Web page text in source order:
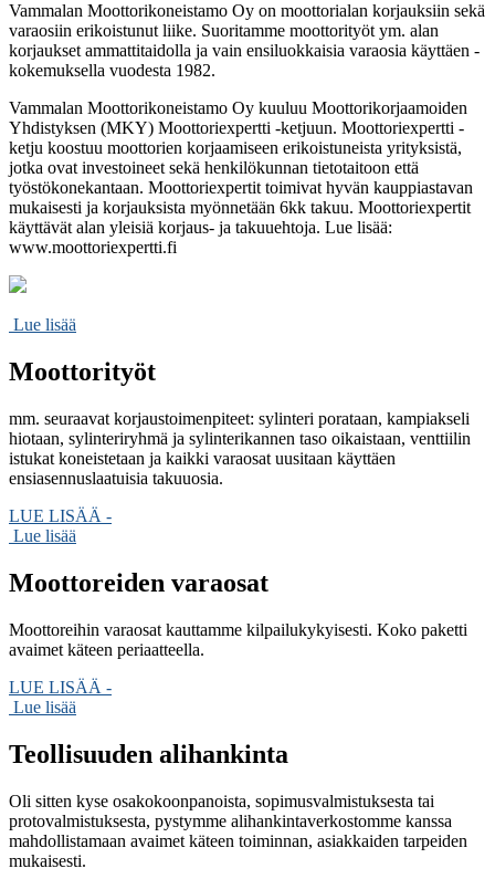
Vammalan Moottorikoneistamo Oy on moottorialan korjauksiin sekä
varaosiin erikoistunut liike. Suoritamme moottorityöt ym. alan
korjaukset ammattitaidolla ja vain ensiluokkaisia varaosia käyttäen -
kokemuksella vuodesta 1982.
Vammalan Moottorikoneistamo Oy kuuluu Moottorikorjaamoiden
Yhdistyksen (MKY) Moottoriexpertti -ketjuun. Moottoriexpertti -
ketju koostuu moottorien korjaamiseen erikoistuneista yrityksistä,
jotka ovat investoineet sekä henkilökunnan tietotaitoon että
työstökonekantaan. Moottoriexpertit toimivat hyvän kauppiastavan
mukaisesti ja korjauksista myönnetään 6kk takuu. Moottoriexpertit
käyttävät alan yleisiä korjaus- ja takuuehtoja. Lue lisää:
www.moottoriexpertti.fi
Lue lisää
Moottorityöt
mm. seuraavat korjaustoimenpiteet: sylinteri porataan, kampiakseli
hiotaan, sylinteriryhmä ja sylinterikannen taso oikaistaan, venttiilin
istukat koneistetaan ja kaikki varaosat uusitaan käyttäen
ensiasennuslaatuisia takuuosia.
LUE LISÄÄ -
Lue lisää
Moottoreiden varaosat
Moottoreihin varaosat kauttamme kilpailukykyisesti. Koko paketti
avaimet käteen periaatteella.
LUE LISÄÄ -
Lue lisää
Teollisuuden alihankinta
Oli sitten kyse osakokoonpanoista, sopimusvalmistuksesta tai
protovalmistuksesta, pystymme alihankintaverkostomme kanssa
mahdollistamaan avaimet käteen toiminnan, asiakkaiden tarpeiden
mukaisesti.